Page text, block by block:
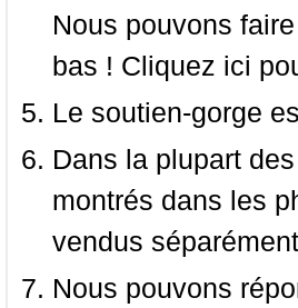
Nous pouvons
bas ! Cliquez ici
Le soutien-gorge
Dans la plupart
montrés dans les
vendus
Nous pouvons